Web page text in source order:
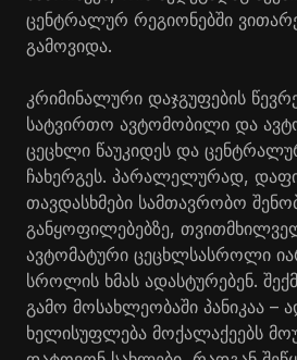
ცენტრალურ რეგიონებში
გამოვიდა.
კრიმინალური დაჯგუფების
სატვირთო ავტომობილი და
ცეცხლი წაუკიდეს და
ჩახერგეს. პარალელურად,
თავდასხმები სამთავრობო
განყოფილებებზე,
ავტომატური ცეცხლსასროლი
სროლის ხმას ადასტურებენ.
გამო მოსახლეობაში პანიკაა –
ხელისუფლება მოქალაქეებს